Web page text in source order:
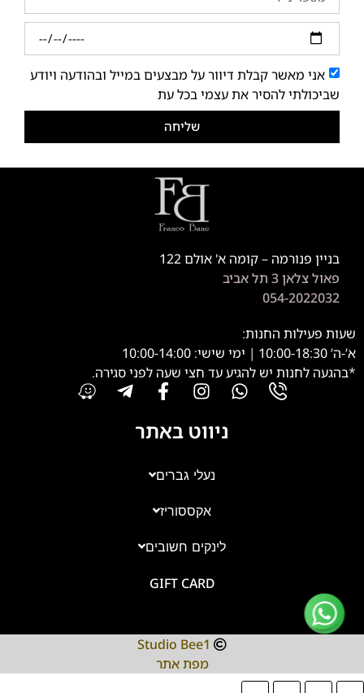
אני מאשר קבלת דיוור על מבצעים במייל ובהודעה ויודע
שביכולתי להסיר את עצמי בכל עת
שליחה
בניין פנורמה – קומה א' אולם 122
פאול צלאן 3 תל אביב
054-2022032
שעות פעילות החנות:
א’-ה’ 10:00-18:30 | ימי שישי: 10:00-14:00
*בהגעה לחנות יש להגיע עד חצי שעה לפני סגירה.
ניווט באתר
נעלי גברים
אקססוריז
לינקים חשובים
GIFT CARD
Studio Bee1
מפת אתר